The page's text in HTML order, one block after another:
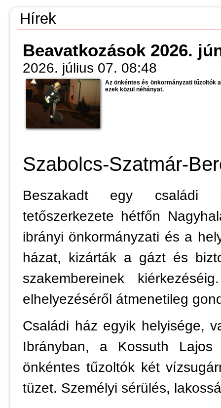
Hírek
Beavatkozások 2026.
2026. július 07. 08:48
Az önkéntes és önkormányzati tűzoltók
ezek közül néhányat.
Szabolcs-Szatmár-
Beszakadt egy családi
tetőszerkezete hétfőn
ibrányi önkormányzati és a
házat, kizárták a gázt és
szakembereinek
elhelyezéséről átmenetileg
Családi ház egyik helyisége,
Ibrányban, a Kossuth
önkéntes tűzoltók két
tüzet. Személyi sérülés,